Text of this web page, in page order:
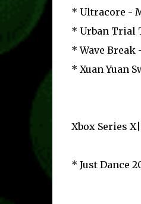
* Ultracore -
* Urban Trial
* Wave Break
* Xuan Yuan
Xbox Series
* Just Dance